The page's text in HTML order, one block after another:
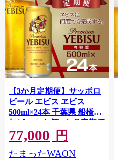
【3か月定期便】サッポロ
ビール エビス ヱビス
500ml×24本 千葉県 船橋市
缶ビール お酒 3か月定期便
77,000 円
たまったWAON